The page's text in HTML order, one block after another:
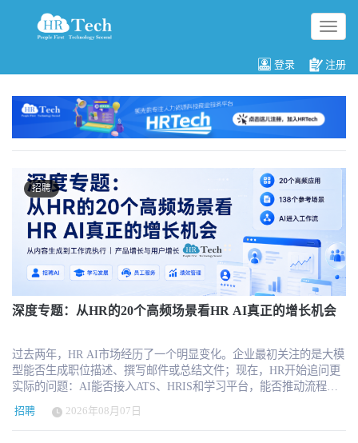
切
换
航
登录 注册
招聘
深度专题：从HR的20个高频场景看HR AI真正的增长机会
过去两年，HR AI市场经历了一个明显变化。企业最初关注的是大模
型能否生成职位描述、撰写邮件或总结文件；现在，HR开始追问更
实际的问题：AI能否接入ATS、HRIS和学习平台，能否推动流程继
续向前，能否减少重复操作，以及能否产生可以衡量的业务结果。
一项针对HR AI应用的研究梳理了138个工作场景，覆盖招聘、HR技
术、学习与发展、员工体验、绩效管理、人才分析、薪酬福利、合
招聘 2026年08月07日